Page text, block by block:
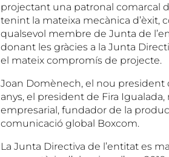
projectant una patronal comarcal
tenint la mateixa mecànica d’èxit,
qualsevol membre de Junta de
donant les gràcies a la Junta
el mateix compromís de projecte.
Joan Domènech, el nou president
anys, el president de Fira
empresarial, fundador de la
comunicació global Boxcom.
La Junta Directiva de l’entitat es